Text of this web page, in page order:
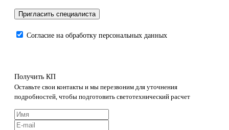
Пригласить специалиста
Согласие на обработку персональных данных
Получить КП
Оставьте свои контакты и мы перезвоним для уточнения
подробностей, чтобы подготовить светотехнический расчет